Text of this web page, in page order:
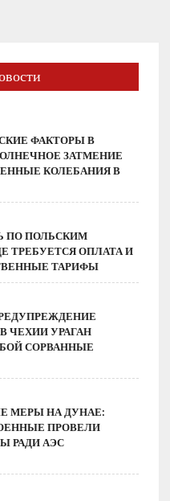
ФАКТОРЫ В
ЗАТМЕНИЕ
КОЛЕБАНИЯ В
ПО ПОЛЬСКИМ
ТРЕБУЕТСЯ ОПЛАТА И
ТАРИФЫ
ЧЕХИИ УРАГАН
СОРВАННЫЕ
МЕРЫ НА ДУНАЕ:
ПРОВЕЛИ
РАДИ АЭС